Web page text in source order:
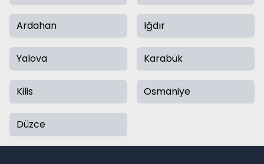
Ardahan Iğdır
Yalova Karabük
Kilis Osmaniye
Düzce